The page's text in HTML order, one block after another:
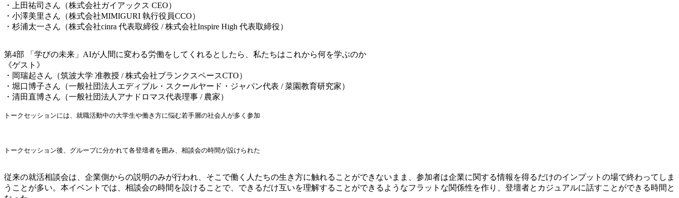
・上田祐司さん（株式会社ガイアックス CEO）
・小澤美里さん（株式会社MIMIGURI 執行役員CCO）
・杉浦太一さん（株式会社cinra 代表取締役 /株式会社Inspire High 代表取締役）
第4部 「学びの未来」 AIが人間に変わる労働をしてくれるとしたら、私たちはこれから何を学ぶのか
《ゲスト》
・岡瑞起さん（筑波大学 准教授 /株式会社ブランクスペースCTO）
・堀口博子さん（一般社団法人エディブル・スクールヤード・ジャパン代表 /菜園教育研究家）
・清田直博さん（一般社団法人アナドロマス代表理事 / 農家）
トークセッションには、就職活動中の大学生や働き方に悩む若手層の社会人が多く参加
トークセッション後、グループに分かれて各登壇者を囲み、相談会の時間が設けられた
従来の就活相談会は、企業側からの説明のみが行われ、そこで働く人たちの生き方に触れることができないまま、参加者は企業に関する情報を得るだけのインプットの場で終わってしま
うことが多い。本イベントでは、相談会の時間を設けることで、できるだけ互いを理解することができるようなフラットな関係性を作り、登壇者とカジュアルに話すことができる時間と